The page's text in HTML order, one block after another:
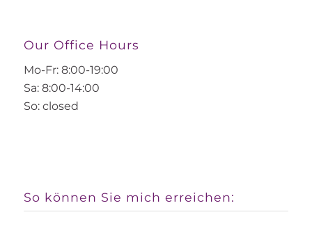
Our Office Hours
Mo-Fr: 8:00-19:00
Sa: 8:00-14:00
So: closed
So können Sie mich erreichen: